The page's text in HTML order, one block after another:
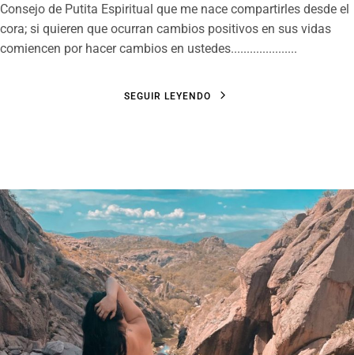
Consejo de Putita Espiritual que me nace compartirles desde el
cora; si quieren que ocurran cambios positivos en sus vidas
comiencen por hacer cambios en ustedes.....................
SEGUIR LEYENDO